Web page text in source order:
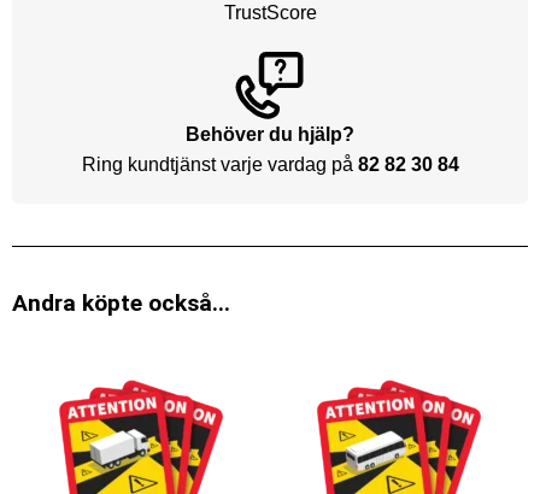
TrustScore
Behöver du hjälp?
Ring kundtjänst varje vardag på 82 82 30 84
Andra köpte också...